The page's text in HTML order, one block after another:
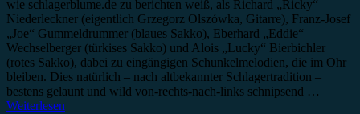
wie schlagerblume.de zu berichten weiß, als Richard „Ricky“
Niederleckner (eigentlich Grzegorz Olszówka, Gitarre), Franz-Josef
„Joe“ Gummeldrummer (blaues Sakko), Eberhard „Eddie“
Wechselberger (türkises Sakko) und Alois „Lucky“ Bierbichler
(rotes Sakko), dabei zu eingängigen Schunkelmelodien, die im Ohr
bleiben. Dies natürlich – nach altbekannter Schlagertradition –
bestens gelaunt und wild von-rechts-nach-links schnipsend …
Weiterlesen